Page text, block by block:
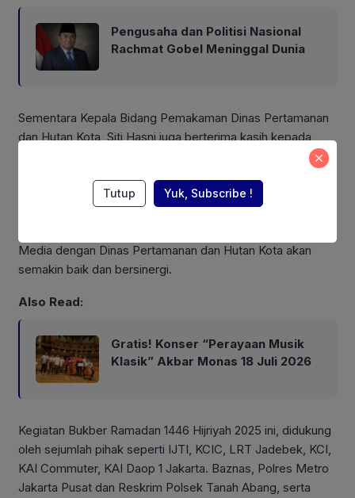
Pengusaha dan Politisi Nasional
Rachmat Gobel Meninggal Dunia
Sementara Kepala Bidang Pemakaman Dinas Pertamanan
dan Hutan Kota, Siti Hasni juga berterima kasih kepada
rekan rekan jurnalis yang telah menyempatkan diri untuk
petugas pemulasaran jenazah.
Media dengan Dinas Pertamanan dan Hutan Kota akan
semakin baik dan bersinergi.
Also Read:
Gratis! Konser “Perayaan Musik
Klasik” Akbar Monas 18 Juli 2026
Kegiatan Bukber Ramadan 1446 Hijriyah 2025 ini, didukung
oleh sejumlah pihak seperti IJTI, KCIC, LRT Jadebek, KCI,
KAI Commuter, KAI Daop 1 Jakarta. Baznas, Polres Metro
Jakarta Pusat dan Reskrim Polsek Tanah Abang, serta
Tutup Yuk, Subscribe !